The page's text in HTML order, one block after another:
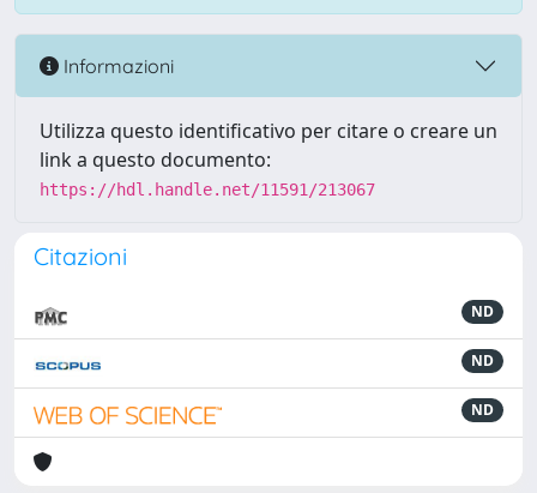
Informazioni
Utilizza questo identificativo per citare o creare un
link a questo documento:
https://hdl.handle.net/11591/213067
Citazioni
ND
ND
ND